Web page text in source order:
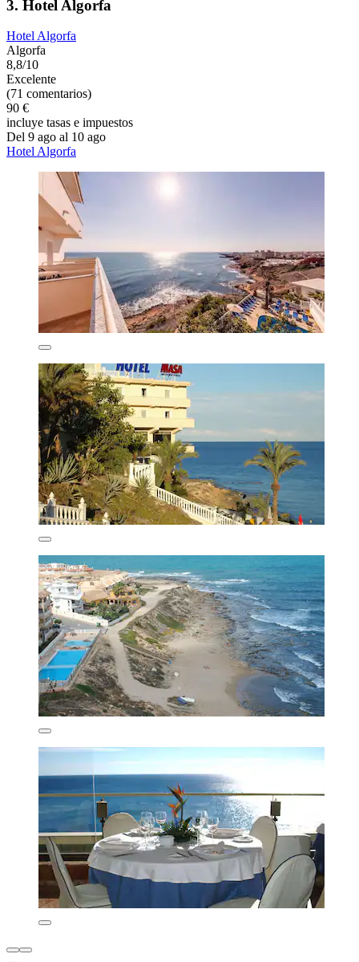
3. Hotel Algorfa
Hotel Algorfa
Algorfa
8,8/10
Excelente
(71 comentarios)
90 €
incluye tasas e impuestos
Del 9 ago al 10 ago
Hotel Algorfa